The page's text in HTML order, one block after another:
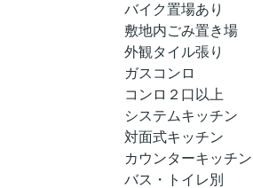
バイク置場あり
敷地内ごみ置き場
外観タイル張り
ガスコンロ
コンロ２口以上
システムキッチン
対面式キッチン
カウンターキッチン
バス・トイレ別